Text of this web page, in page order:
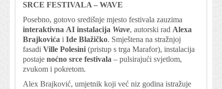
SRCE FESTIVALA – WAVE
Posebno, gotovo središnje mjesto festivala zauzima
interaktivna AI instalacija Wave, autorski rad Alexa
Brajkovića i Ide Blažičko. Smještena na stražnjoj
fasadi Ville Polesini (pristup s trga Marafor), instalacija
postaje noćno srce festivala – pulsirajući svjetlom,
zvukom i pokretom.
Alex Brajković, umjetnik koji već niz godina istražuje